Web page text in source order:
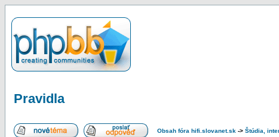
Pravidla
Obsah fóra hifi.slovanet.sk -> Štúdia,